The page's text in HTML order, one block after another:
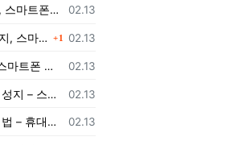
등록일
02.13
평택 휴대폰 성지, 스마트폰을 저렴하게 구매하는 팁
등록일
02.13
은평구 휴대폰 성지, 스마트폰을 저렴하게 개통하려면 어떻게 해야 할까? 1
등록일
02.13
휴대폰 시세표 – 스마트폰 가격 비교하고 최저가로 개통하는 법
등록일
02.13
부산 서면 휴대폰 성지 – 스마트폰 최저가로 개통하는 법
등록일
02.13
휴대폰 싸게 사는 법 – 휴대폰 성지에서 최저가로 개통하는 노하우